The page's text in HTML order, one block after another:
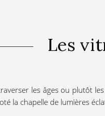
Les
les âges ou plutôt les
la chapelle de lumières